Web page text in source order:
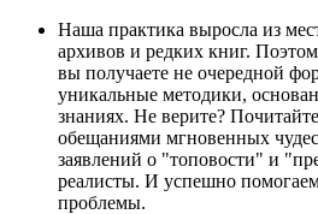
Наша практика выросла из
архивов и редких книг.
вы получаете не очередной
уникальные методики,
знаниях. Не верите?
обещаниями мгновенных
заявлений о "топовости" и
реалисты. И успешно
проблемы.